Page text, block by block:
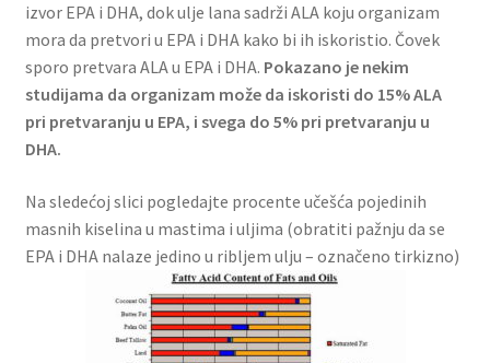
izvor EPA i DHA, dok ulje lana sadrži ALA koju organizam
mora da pretvori u EPA i DHA kako bi ih iskoristio. Čovek
sporo pretvara ALA u EPA i DHA. Pokazano je nekim
studijama da organizam može da iskoristi do 15% ALA
pri pretvaranju u EPA, i svega do 5% pri pretvaranju u
DHA.
Na sledećoj slici pogledajte procente učešća pojedinih
masnih kiselina u mastima i uljima (obratiti pažnju da se
EPA i DHA nalaze jedino u ribljem ulju – označeno tirkizno)